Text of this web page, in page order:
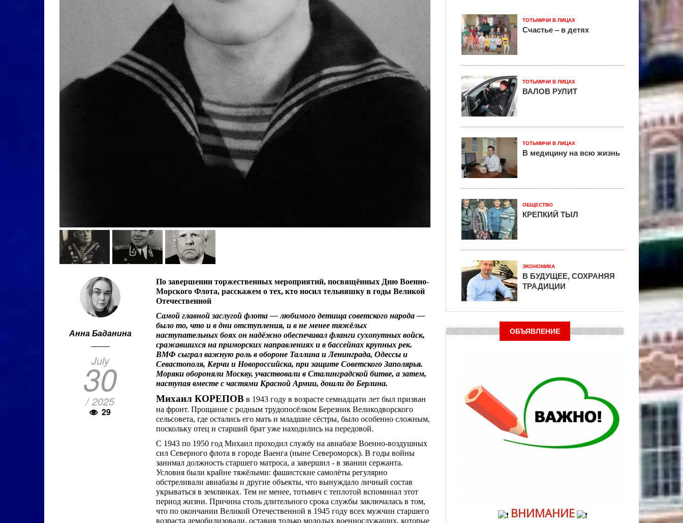
Анна Баданина
July
30
/ 2025
29
По завершении торжественных мероприятий, посвящённых Дню Военно-
Морского Флота, расскажем о тех, кто носил тельняшку в годы Великой
Отечественной
Самой главной заслугой флота — любимого детища советского народа —
было то, что и в дни отступления, и в не менее тяжёлых
наступательных боях он надёжно обеспечивал фланги сухопутных войск,
сражавшихся на приморских направлениях и в бассейнах крупных рек.
ВМФ сыграл важную роль в обороне Таллина и Ленинграда, Одессы и
Севастополя, Керчи и Новороссийска, при защите Советского Заполярья.
Моряки обороняли Москву, участвовали в Сталинградской битве, а затем,
наступая вместе с частями Красной Армии, дошли до Берлина.
Михаил КОРЕПОВ в 1943 году в возрасте семнадцати лет был призван
на фронт. Прощание с родным трудопосёлком Березник Великодворского
сельсовета, где остались его мать и младшие сёстры, было особенно сложным,
поскольку отец и старший брат уже находились на передовой.
С 1943 по 1950 год Михаил проходил службу на авиабазе Военно-воздушных
сил Северного флота в городе Ваенга (ныне Североморск). В годы войны
занимал должность старшего матроса, а завершил - в звании сержанта.
Условия были крайне тяжёлыми: фашистские самолёты регулярно
обстреливали авиабазы и другие объекты, что вынуждало личный состав
укрываться в землянках. Тем не менее, тотьмич с теплотой вспоминал этот
период жизни. Причина столь длительного срока службы заключалась в том,
что по окончании Великой Отечественной в 1945 году всех мужчин старшего
возраста демобилизовали, оставив только молодых военнослужащих, которые
ТОТЬМИЧИ В ЛИЦАХ
Счастье – в детях
ТОТЬМИЧИ В ЛИЦАХ
ВАЛОВ РУЛИТ
ТОТЬМИЧИ В ЛИЦАХ
В медицину на всю жизнь
ОБЩЕСТВО
КРЕПКИЙ ТЫЛ
ЭКОНОМИКА
В БУДУЩЕЕ, СОХРАНЯЯ
ТРАДИЦИИ
ОБЪЯВЛЕНИЕ
ВНИМАНИЕ